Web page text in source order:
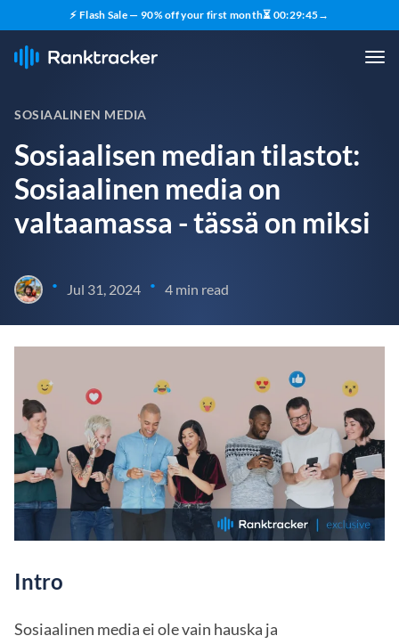
⚡ Flash Sale — 90% off your first month⏳ 00:29:44→
SOSIAALINEN MEDIA
Sosiaalisen median tilastot:
Sosiaalinen media on
valtaamassa - tässä on miksi
• Jul 31, 2024 • 4 min read
Intro
Sosiaalinen media ei ole vain hauska ja